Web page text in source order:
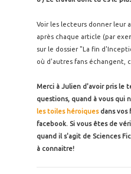
Voir les lecteurs donner leur
après chaque article (par
sur le dossier "La fin
où d'autres fans échangent,
Merci à Julien d'avoir pris le
questions, quand à vous qui
les toiles héroiquesdans vos
facebook. Si vous êtes de
quand il s'agit de Sciences
à connaitre!